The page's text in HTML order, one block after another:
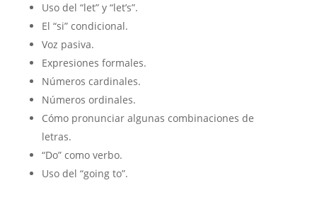
Uso del “let” y “let’s”.
El “si” condicional.
Voz pasiva.
Expresiones formales.
Números cardinales.
Números ordinales.
Cómo pronunciar algunas combinaciones de
letras.
“Do” como verbo.
Uso del “going to”.